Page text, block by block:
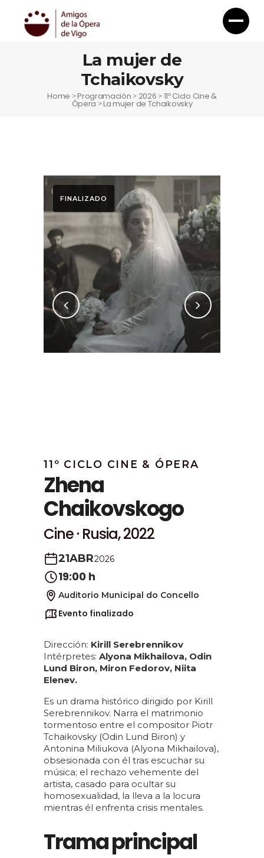
La mujer de
Tchaikovsky
Home >Programación > 2026 >11º Ciclo Cine &
Ópera >La mujer de Tchaikovsky
FINALIZADO
11º CICLO CINE & ÓPERA
Zhena
Chaikovskogo
Cine · Rusia, 2022
21ABR2026
19:00 h
Auditorio Municipal do Concello
Evento finalizado
Dirección: Kirill Serebrennikov
Intérpretes: Alyona Mikhailova, Odin
Lund Biron, Miron Fedorov, Niita
Elenev.
Es un drama histórico dirigido por Kirill
Serebrennikov. Narra el matrimonio
tormentoso entre el compositor Piotr
Tchaikovsky (Odin Lund Biron) y
Antonina Miliukova (Alyona Mikhailova),
obsesionada con él tras escuchar su
música; el rechazo vehemente del
artista, casado para ocultar su
homosexualidad, la lleva a la locura
mientras él enfrenta crisis mentales.
Trama principal